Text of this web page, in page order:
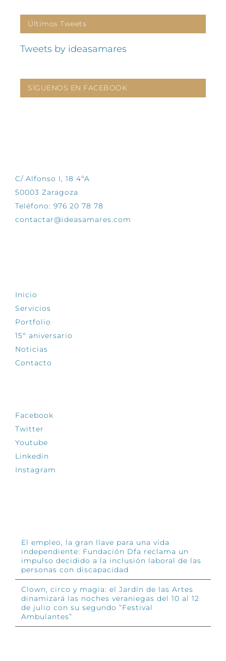
Últimos Tweets
Tweets by ideasamares
SÍGUENOS EN FACEBOOK
C/ Alfonso I, 18 4ºA
50003 Zaragoza
Teléfono: 976 20 78 78
contactar@ideasamares.com
Inicio
Servicios
Portfolio
15º aniversario
Noticias
Contacto
Facebook
Twitter
Youtube
Linkedin
Instagram
El empleo, la gran llave para una vida
independiente: Fundación Dfa reclama un
impulso decidido a la inclusión laboral de las
personas con discapacidad
Clown, circo y magia: el Jardín de las Artes
dinamizará las noches veraniegas del 10 al 12
de julio con su segundo “Festival
Ambulantes”